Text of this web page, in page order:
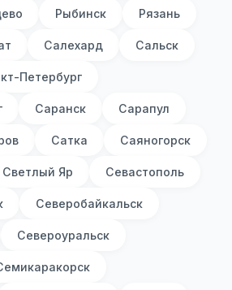
Рыбинск Рязань
Салехард Сальск
Петербург
Саранск Сарапул
Сатка Саяногорск
Светлый Яр Севастополь
Северобайкальск
Североуральск